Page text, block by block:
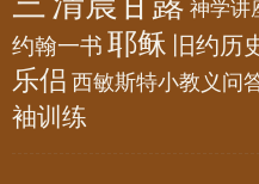
神学讲
约翰一书 耶稣 旧约历
乐侣 西敏斯特小教义问
袖训练